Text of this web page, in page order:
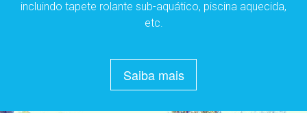
incluindo tapete rolante sub-aquático, piscina aquecida,
etc.
Saiba mais